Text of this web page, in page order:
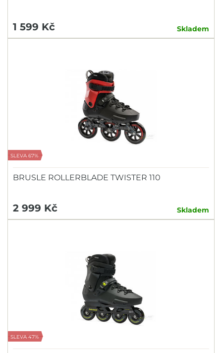
1 599 Kč Skladem
SLEVA 67%
BRUSLE ROLLERBLADE TWISTER 110
2 999 Kč Skladem
SLEVA 47%